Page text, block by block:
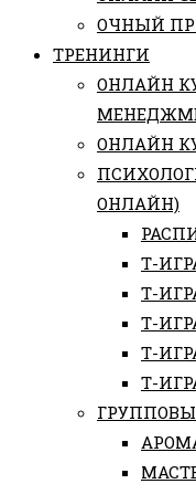
ОЧНЫЙ
ТРЕНИНГИ
ОНЛАЙН
ОНЛАЙН
ОНЛАЙН)
Т-
Т-
Т-
Т-
Т-